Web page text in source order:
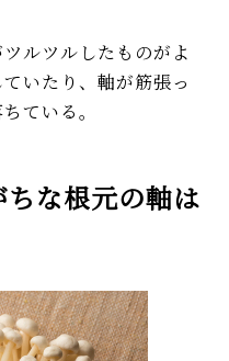
ルツルしたものがよ
いたり、軸が筋張っ
ている。
ちな根元の軸は